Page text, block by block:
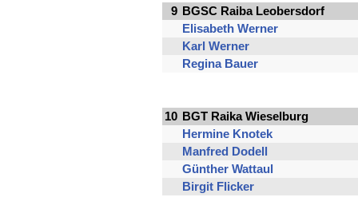
9 BGSC Raiba Leobersdorf
Elisabeth Werner
Karl Werner
Regina Bauer
10 BGT Raika Wieselburg
Hermine Knotek
Manfred Dodell
Günther Wattaul
Birgit Flicker